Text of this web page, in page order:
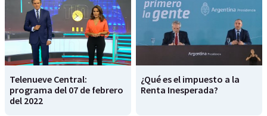
Telenueve Central:
programa del 07 de febrero
del 2022
¿Qué es el impuesto a la
Renta Inesperada?